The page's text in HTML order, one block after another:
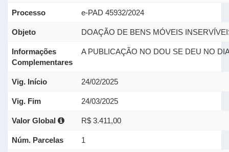
Processo e-PAD 45932/2024
Objeto DOAÇÃO DE BENS MÓVEIS
Informações
Complementares
A PUBLICAÇÃO NO DOU SE DEU NO
Vig. Início 24/02/2025
Vig. Fim 24/03/2025
Valor Global R$ 3.411,00
Núm. Parcelas 1